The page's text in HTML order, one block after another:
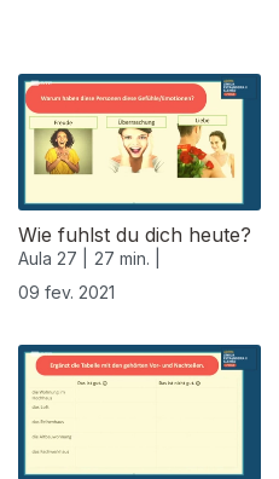
Wie fuhlst du dich heute?
Aula 27 |
27 min. |
09 fev. 2021